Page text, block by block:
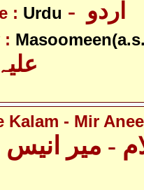
: Urdu
:
Kalam - Mir
- میر انیس و